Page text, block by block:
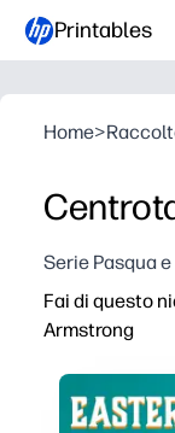
Printables
Home>
Serie Pasqua
Fai di questo
Armstrong
Si stampa
Ottieni un